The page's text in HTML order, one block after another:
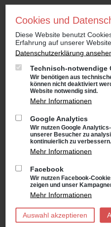
Niederlassung Gotha
CUPRA & SEAT
Cyrusstraße 22
99867 Gotha
Anfahrt:Route planen mit
Tel.: +49 (0) 3621 45040
Öffnungszeiten
und Sa von 09:00 – 13:00 Uhr
Teiledienst: Mo – Fr von 08:00
und Sa von 09:00 – 13:00 Uhr
Verkauf: Mo – Fr von 08:00 –
Waschanlage: Mo – Fr von
und Sa von 09:00 – 13:00 Uhr
Niederlassung Suhl
VW, Audi, VW Nutzfahrzeuge,
Cookies und
Diese Website benutzt
Erfahrung auf unserer
Datenschutzerklärung
Technisch-notwendige
Wir benötigen aus
können nicht deaktiviert
Website notwendig sind.
Mehr Informationen
Google Analytics
Wir nutzen Google
unserer Besucher zu
kontinuierlich zu verbessern.
Mehr Informationen
Facebook
Wir nutzen Facebook-
zeigen und unser
Mehr Informationen
Auswahl akzeptieren